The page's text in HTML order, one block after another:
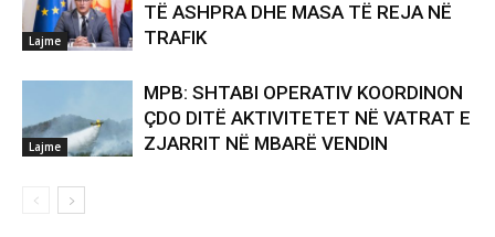
Lajme
TË ASHPRA DHE MASA TË REJA NË
TRAFIK
Lajme
MPB: SHTABI OPERATIV KOORDINON
ÇDO DITË AKTIVITETET NË VATRAT E
ZJARRIT NË MBARË VENDIN